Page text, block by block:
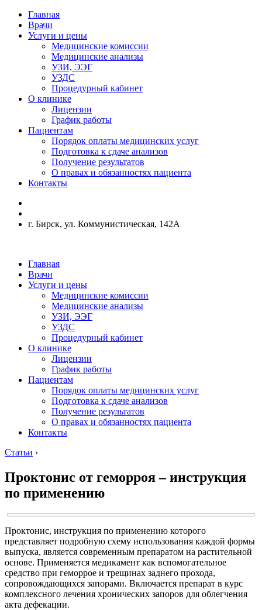
Главная
Врачи
Услуги и цены
Медицинские комиссии
Медицинские анализы
УЗИ, ЭЭГ
УЗДС
Процедурный кабинет
О клинике
Лицензии
График работы
Пациентам
Порядок оплаты медицинских услуг
Подготовка к сдаче анализов
Получение результатов
О правах и обязанностях пациента
Контакты
г. Бирск, ул. Коммунистическая, 142А
Главная
Врачи
Услуги и цены
Медицинские комиссии
Медицинские анализы
УЗИ, ЭЭГ
УЗДС
Процедурный кабинет
О клинике
Лицензии
График работы
Пациентам
Порядок оплаты медицинских услуг
Подготовка к сдаче анализов
Получение результатов
О правах и обязанностях пациента
Контакты
Статьи ›
Проктонис от геморроя – инструкция
по применению
Проктонис, инструкция по применению которого
представляет подробную схему использования каждой формы
выпуска, является современным препаратом на растительной
основе. Применяется медикамент как вспомогательное
средство при геморрое и трещинах заднего прохода,
сопровождающихся запорами. Включается препарат в курс
комплексного лечения хронических запоров для облегчения
акта дефекации.